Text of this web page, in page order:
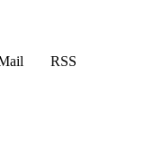
RSS